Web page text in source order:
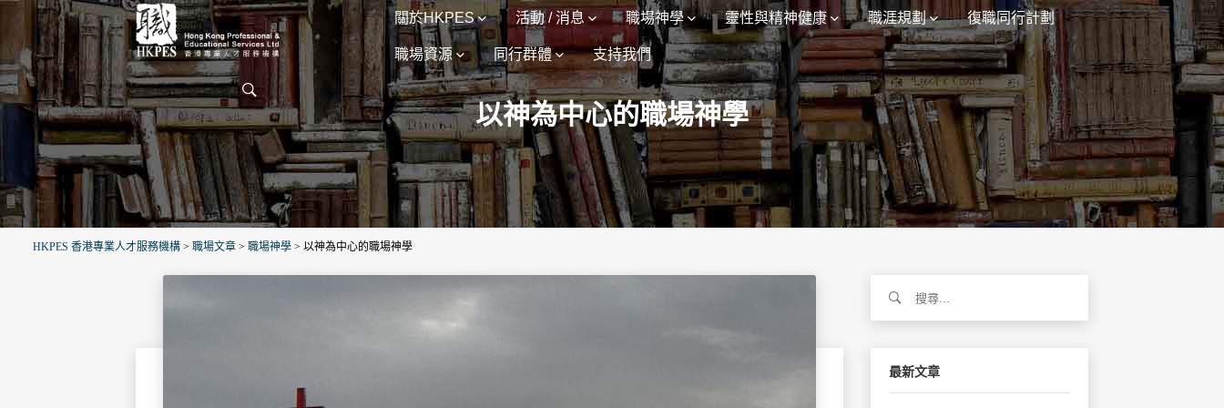
關於HKPES 活動 / 消息 職場神學 靈性與精神健康 職涯規劃 復職同行計劃
職場資源 同行群體 支持我們
以神為中心的職場神學
HKPES 香港專業人才服務機構 > 職場文章 > 職場神學 > 以神為中心的職場神學
關
最新文章